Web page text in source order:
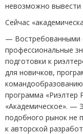
невозможно вывести
Сейчас «
— Востребованными
профессиональные
подготовки к
для новичков,
программа «Риэлтер
«Академическое». —
подобного рынок не
к авторской